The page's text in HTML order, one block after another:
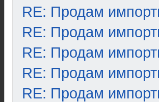
RE: Продам
RE: Продам
RE: Продам
RE: Продам
RE: Продам